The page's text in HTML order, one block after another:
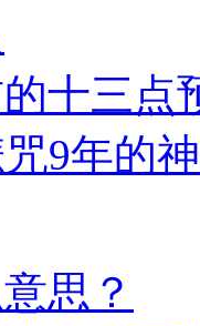
十三点
9年的
思？